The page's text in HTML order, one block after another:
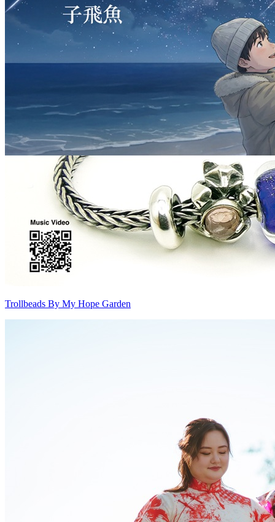
Trollbeads By My Hope Garden